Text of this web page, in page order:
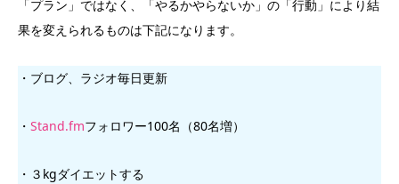
「プラン」ではなく、「やるかやらないか」の「行動」により結
果を変えられるものは下記になります。
・ブログ、ラジオ毎日更新
・ Stand.fmフォロワー100名（80名増）
・３kgダイエットする